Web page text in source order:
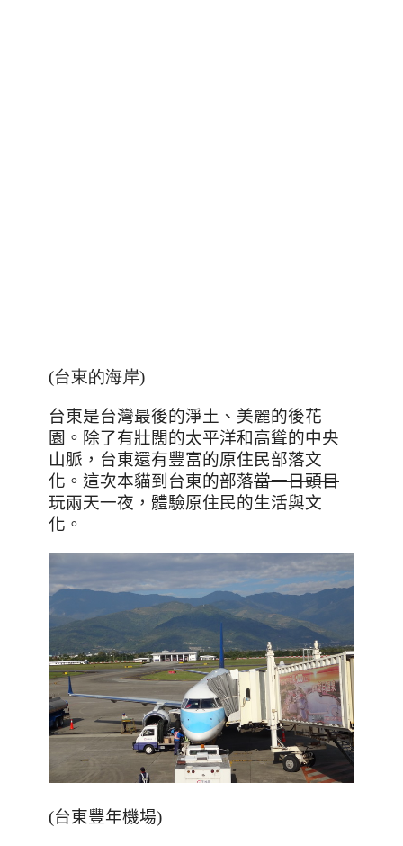
(台東的海岸)
台東是台灣最後的淨土、美麗的後花
園。除了有壯闊的太平洋和高聳的中央
山脈，台東還有豐富的原住民部落文
化。這次本貓到台東的部落當一日頭目
玩兩天一夜，體驗原住民的生活與文
化。
(台東豐年機場)